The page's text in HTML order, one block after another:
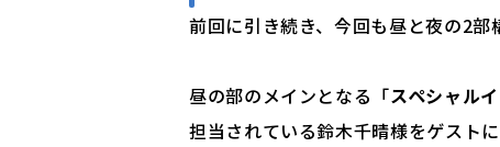
前回に引き続き、今回も昼と夜の2部
昼の部のメインとなる「スペシャル
担当されている鈴木千晴様をゲストに